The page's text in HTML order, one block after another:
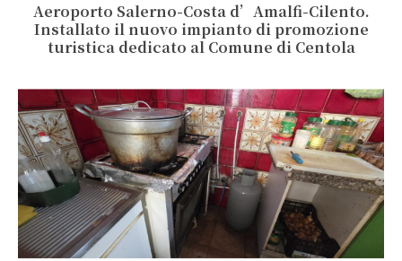
Aeroporto Salerno-Costa d’Amalfi-Cilento.
Installato il nuovo impianto di promozione
turistica dedicato al Comune di Centola